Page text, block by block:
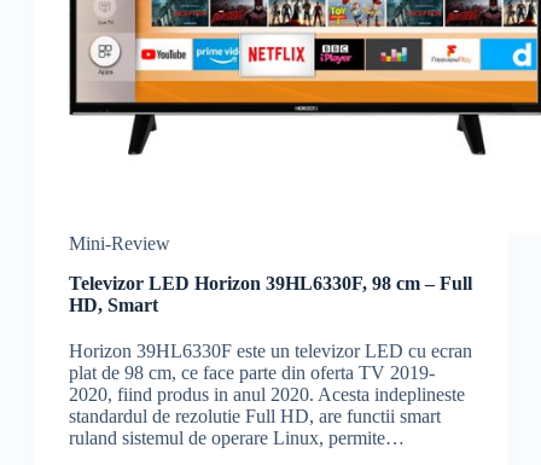
Mini-Review
Televizor LED Horizon 39HL6330F, 98 cm – Full
HD, Smart
Horizon 39HL6330F este un televizor LED cu ecran
plat de 98 cm, ce face parte din oferta TV 2019-
2020, fiind produs in anul 2020. Acesta indeplineste
standardul de rezolutie Full HD, are functii smart
ruland sistemul de operare Linux, permite…